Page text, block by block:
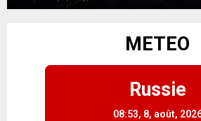
METEO
Russie
08:53, 8, août,